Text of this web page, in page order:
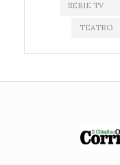
SERIE TV
TEATRO